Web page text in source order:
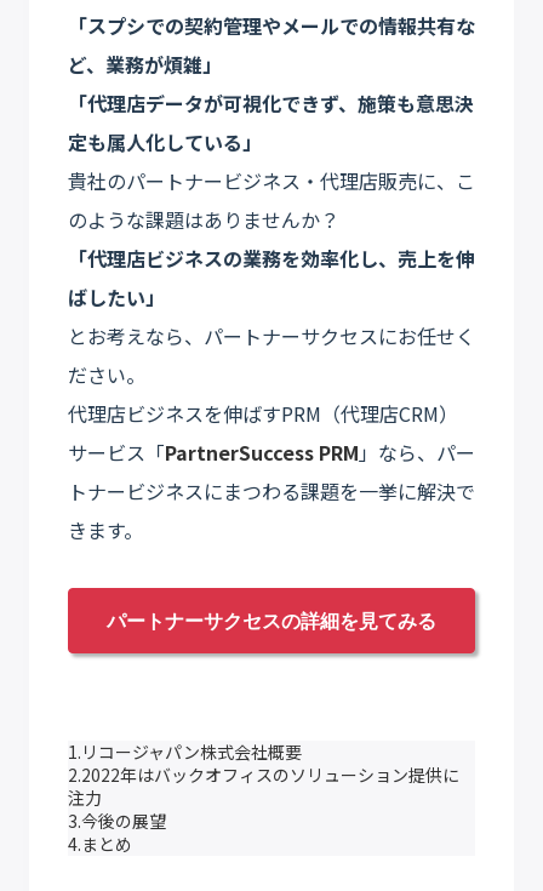
「スプシでの契約管理やメールでの情報共有な
ど、業務が煩雑」
「代理店データが可視化できず、施策も意思決
定も属人化している」
貴社のパートナービジネス・代理店販売に、こ
のような課題はありませんか？
「代理店ビジネスの業務を効率化し、売上を伸
ばしたい」
とお考えなら、パートナーサクセスにお任せく
ださい。
代理店ビジネスを伸ばすPRM（代理店CRM）
サービス「PartnerSuccess PRM 」なら、パー
トナービジネスにまつわる課題を一挙に解決で
きます。
パートナーサクセスの詳細を見てみる
1.リコージャパン株式会社概要
2.2022年はバックオフィスのソリューション提供に
注力
3.今後の展望
4.まとめ